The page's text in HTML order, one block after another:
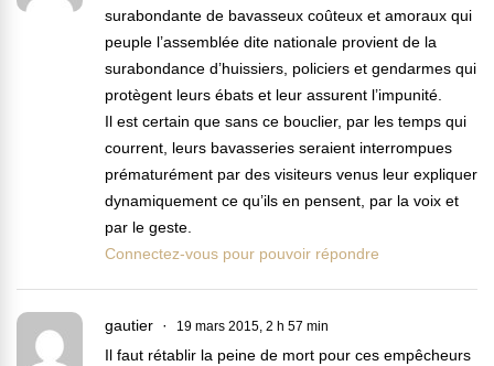
surabondante de bavasseux coûteux et amoraux qui
peuple l’assemblée dite nationale provient de la
surabondance d’huissiers, policiers et gendarmes qui
protègent leurs ébats et leur assurent l’impunité.
Il est certain que sans ce bouclier, par les temps qui
courrent, leurs bavasseries seraient interrompues
prématurément par des visiteurs venus leur expliquer
dynamiquement ce qu’ils en pensent, par la voix et
par le geste.
Connectez-vous pour pouvoir répondre
gautier 19 mars 2015, 2 h 57 min
Il faut rétablir la peine de mort pour ces empêcheurs